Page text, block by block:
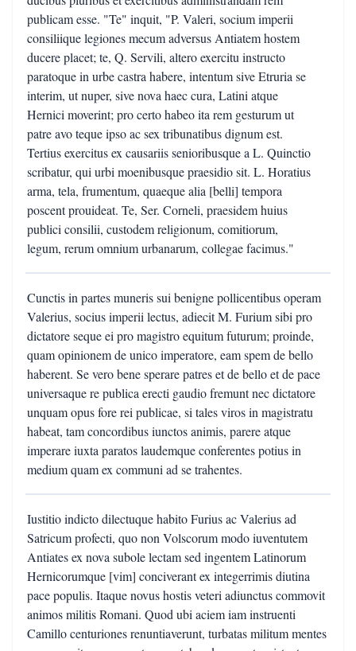
publicam esse. "Te" inquit, "P. Valeri, socium imperii
consiliique legiones mecum adversus Antiatem hostem
ducere placet; te, Q. Servili, altero exercitu instructo
paratoque in urbe castra habere, intentum sive Etruria se
interim, ut nuper, sive nova haec cura, Latini atque
Hernici moverint; pro certo habeo ita rem gesturum ut
patre avo teque ipso ac sex tribunatibus dignum est.
Tertius exercitus ex causariis senioribusque a L. Quinctio
scribatur, qui urbi moenibusque praesidio sit. L. Horatius
arma, tela, frumentum, quaeque alia [belli] tempora
poscent prouideat. Te, Ser. Corneli, praesidem huius
publici consilii, custodem religionum, comitiorum,
legum, rerum omnium urbanarum, collegae facimus."
Cunctis in partes muneris sui benigne pollicentibus operam
Valerius, socius imperii lectus, adiecit M. Furium sibi pro
dictatore seque ei pro magistro equitum futurum; proinde,
quam opinionem de unico imperatore, eam spem de bello
haberent. Se vero bene sperare patres et de bello et de pace
universaque re publica erecti gaudio fremunt nec dictatore
unquam opus fore rei publicae, si tales viros in magistratu
habeat, tam concordibus iunctos animis, parere atque
imperare iuxta paratos laudemque conferentes potius in
medium quam ex communi ad se trahentes.
Iustitio indicto dilectuque habito Furius ac Valerius ad
Satricum profecti, quo non Volscorum modo iuventutem
Antiates ex nova subole lectam sed ingentem Latinorum
Hernicorumque [vim] conciverant ex integerrimis diutina
pace populis. Itaque novus hostis veteri adiunctus commovit
animos militis Romani. Quod ubi aciem iam instruenti
Camillo centuriones renuntiaverunt, turbatas militum mentes